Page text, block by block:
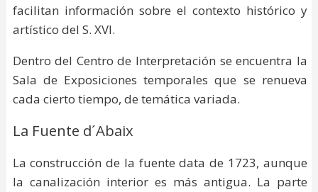
facilitan información sobre el contexto histórico y
artístico del S. XVI.
Dentro del Centro de Interpretación se encuentra la
Sala de Exposiciones temporales que se renueva
cada cierto tiempo, de temática variada.
La Fuente d´Abaix
La construcción de la fuente data de 1723, aunque
la canalización interior es más antigua. La parte